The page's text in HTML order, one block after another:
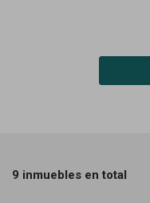
9 inmuebles en total